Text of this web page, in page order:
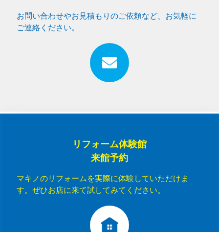
お問い合わせやお見積もりのご依頼など、お気軽に
ご連絡ください。
リフォーム体験館
来館予約
マキノのリフォームを実際に体験していただけま
す。ぜひお店に来て試してみてください。